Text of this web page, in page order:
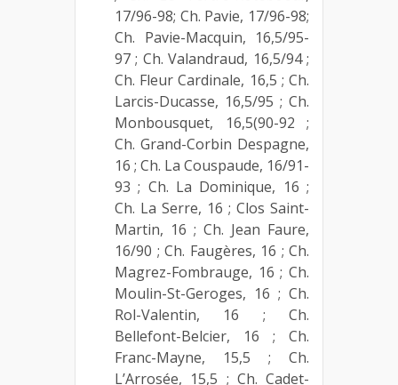
17/96-98; Ch. Pavie, 17/96-98;
Ch. Pavie-Macquin, 16,5/95-
97 ; Ch. Valandraud, 16,5/94 ;
Ch. Fleur Cardinale, 16,5 ; Ch.
Larcis-Ducasse, 16,5/95 ; Ch.
Monbousquet, 16,5(90-92 ;
Ch. Grand-Corbin Despagne,
16 ; Ch. La Couspaude, 16/91-
93 ; Ch. La Dominique, 16 ;
Ch. La Serre, 16 ; Clos Saint-
Martin, 16 ; Ch. Jean Faure,
16/90 ; Ch. Faugères, 16 ; Ch.
Magrez-Fombrauge, 16 ; Ch.
Moulin-St-Geroges, 16 ; Ch.
Rol-Valentin, 16 ; Ch.
Bellefont-Belcier, 16 ; Ch.
Franc-Mayne, 15,5 ; Ch.
L’Arrosée, 15,5 ; Ch. Cadet-